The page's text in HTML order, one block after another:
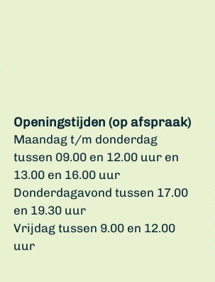
Openingstijden (op afspraak)
Maandag t/m donderdag
tussen 09.00 en 12.00 uur en
13.00 en 16.00 uur
Donderdagavond tussen 17.00
en 19.30 uur
Vrijdag tussen 9.00 en 12.00
uur